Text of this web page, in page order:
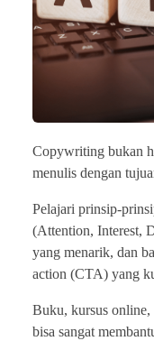
Copywriting bukan
menulis dengan
Pelajari prinsip-
(Attention, Interest,
yang menarik, dan
action (CTA) yang
Buku, kursus online,
bisa sangat